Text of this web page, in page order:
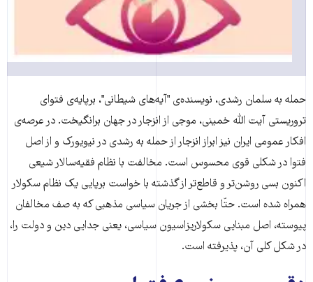
حمله به سلمان رشدی، نویسنده‌ی "آیه‌های شیطانی"، برپایه‌ی فتوای
تروریستی آیت الله خمینی، موجی از انزجار در جهان برانگیخت. در عرصه‌ی
افکار عمومی ایران نیز ابراز انزجار از حمله به رشدی در نیویورک و از اصل
فتوا در شکلی قوی محسوس است. مخالفت با نظام فقیه‌سالار شیعی
اکنون بسی روشن‌تر و قاطع‌تر از گذشته با خواست برپایی یک نظام سکولار
همراه شده است. حتّا بخشی از جریان سیاسی مذهبی که به صف مخالفان
پیوسته، اصل مبنایی سکولاریزاسیون سیاسی، یعنی جدایی دین و دولت را،
در شکل کلی آن، پذیرفته است.